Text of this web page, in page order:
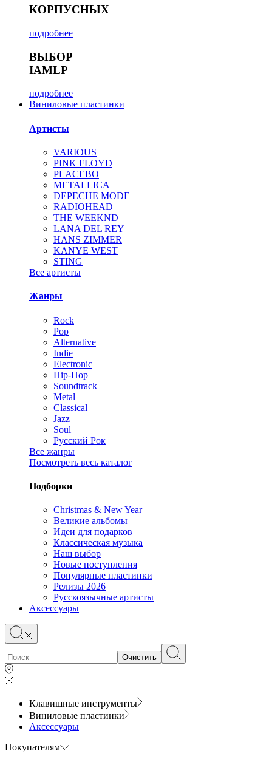
КОРПУСНЫХ
подробнее
ВЫБОР
IAMLP
подробнее
Виниловые пластинки
Артисты
VARIOUS
PINK FLOYD
PLACEBO
METALLICA
DEPECHE MODE
RADIOHEAD
THE WEEKND
LANA DEL REY
HANS ZIMMER
KANYE WEST
STING
Все артисты
Жанры
Rock
Pop
Alternative
Indie
Electronic
Hip-Hop
Soundtrack
Metal
Classical
Jazz
Soul
Русский Рок
Все жанры
Посмотреть весь каталог
Подборки
Christmas & New Year
Великие альбомы
Идеи для подарков
Классическая музыка
Наш выбор
Новые поступления
Популярные пластинки
Релизы 2026
Русскоязычные артисты
Аксессуары
Очистить
Клавишные инструменты
Виниловые пластинки
Аксессуары
Покупателям